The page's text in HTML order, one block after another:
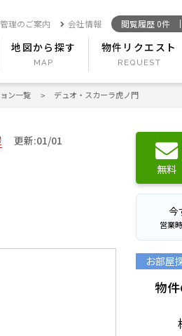
理のご案内 会社情報 閲覧履歴 0件
地図から探す 物件リクエスト
ン一覧 デュオ・スカーラ虎ノ門
更新:01/01
無料
今
営業
お部屋
物